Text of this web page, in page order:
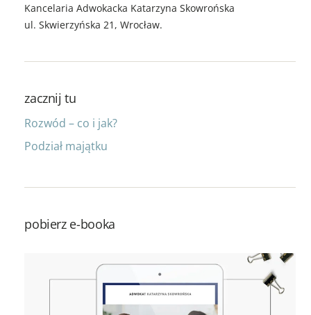
Kancelaria Adwokacka Katarzyna Skowrońska
ul. Skwierzyńska 21, Wrocław.
zacznij tu
Rozwód – co i jak?
Podział majątku
pobierz e-booka